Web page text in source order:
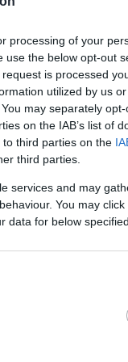
processing of your
use the below opt-out
is processed
utilized by us
may separately
on the IAB’s list of
third parties on the
third parties.
services and may
You may
data for belowΩστόσο
λάθος να
αποκαλούμε